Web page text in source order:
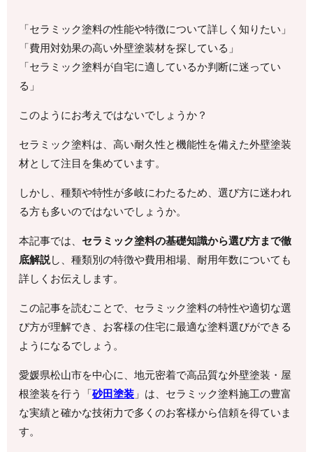
「セラミック塗料の性能や特徴について詳しく知りたい」
「費用対効果の高い外壁塗装材を探している」
「セラミック塗料が自宅に適しているか判断に迷ってい
る」
このようにお考えではないでしょうか？
セラミック塗料は、高い耐久性と機能性を備えた外壁塗装
材として注目を集めています。
しかし、種類や特性が多岐にわたるため、選び方に迷われ
る方も多いのではないでしょうか。
本記事では、 セラミック塗料の基礎知識から選び方まで徹
底解説し、種類別の特徴や費用相場、耐用年数についても
詳しくお伝えします。
この記事を読むことで、セラミック塗料の特性や適切な選
び方が理解でき、お客様の住宅に最適な塗料選びができる
ようになるでしょう。
愛媛県松山市を中心に、地元密着で高品質な外壁塗装・屋
根塗装を行う「砂田塗装 」は、セラミック塗料施工の豊富
な実績と確かな技術力で多くのお客様から信頼を得ていま
す。